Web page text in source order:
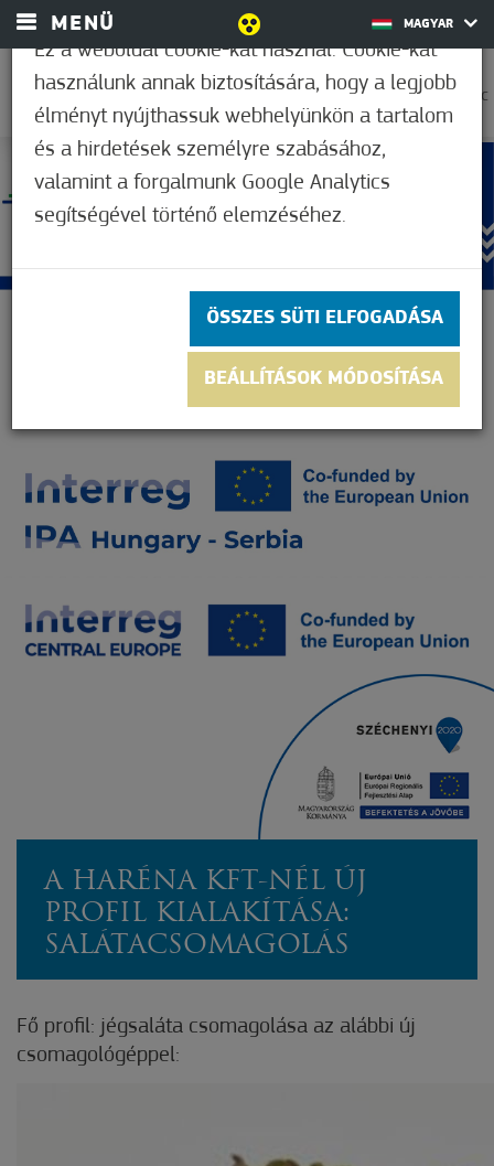
MENÜ MAGYAR
25,6°C
A HARÉNA KFT-NÉL ÚJ
PROFIL KIALAKÍTÁSA:
SALÁTACSOMAGOLÁS
Fő profil: jégsaláta csomagolása az alábbi új
csomagológéppel:
Ez a weboldal cookie-kat használ. Cookie-kat
használunk annak biztosítására, hogy a legjobb
élményt nyújthassuk webhelyünkön a tartalom
és a hirdetések személyre szabásához,
valamint a forgalmunk Google Analytics
segítségével történő elemzéséhez.
ÖSSZES SÜTI ELFOGADÁSA
BEÁLLÍTÁSOK MÓDOSÍTÁSA